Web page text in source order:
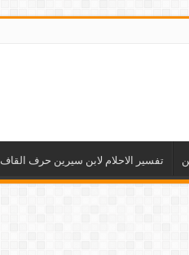
تفسير الاحلام لابن سيرين حرف القاف